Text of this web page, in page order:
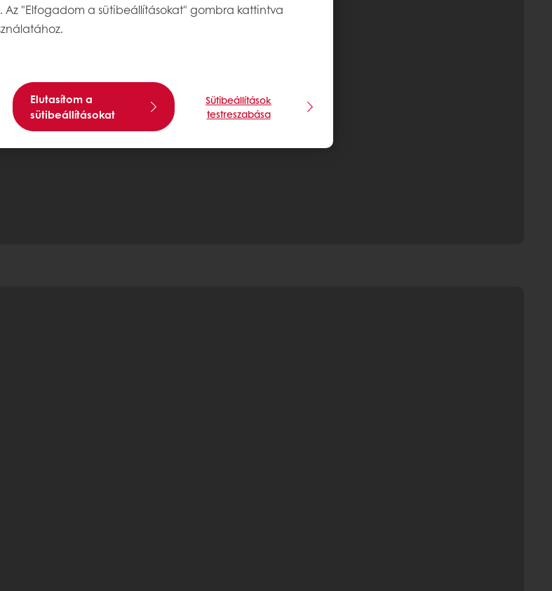
. Az "Elfogadom a sütibeállításokat" gombra kattintva
Elutasítom a
sütibeállításokat
Sütibeállítások
testreszabása